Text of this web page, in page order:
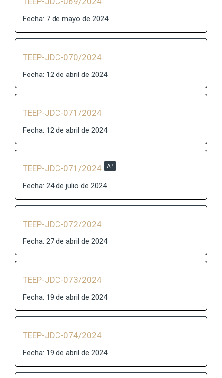
Fecha: 7 de mayo de 2024
TEEP-JDC-070/2024
Fecha: 12 de abril de 2024
TEEP-JDC-071/2024
Fecha: 12 de abril de 2024
TEEP-JDC-071/2024 AP
Fecha: 24 de julio de 2024
TEEP-JDC-072/2024
Fecha: 27 de abril de 2024
TEEP-JDC-073/2024
Fecha: 19 de abril de 2024
TEEP-JDC-074/2024
Fecha: 19 de abril de 2024